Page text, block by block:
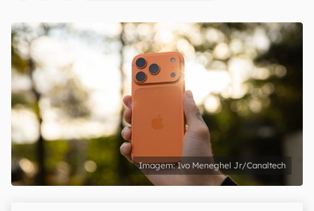
Uso e Política de Privacidade do Canaltech.
Ivo Meneghel Jr/Canaltech